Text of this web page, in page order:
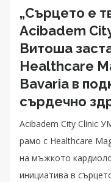
„Сърцето е
Acibadem
Витоша
Healthcare
Bavaria в
сърдечно
Acibadem City Clinic
рамо с Healthcare
на мъжкото
инициатива в